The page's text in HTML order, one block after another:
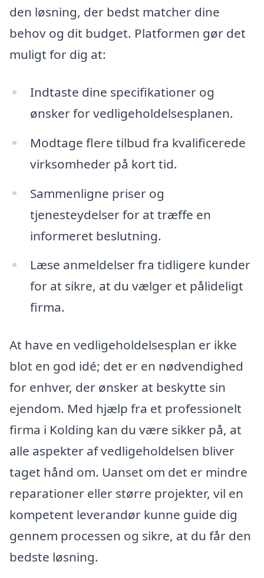
den løsning, der bedst matcher dine
behov og dit budget. Platformen gør det
muligt for dig at:
Indtaste dine specifikationer og
ønsker for vedligeholdelsesplanen.
Modtage flere tilbud fra kvalificerede
virksomheder på kort tid.
Sammenligne priser og
tjenesteydelser for at træffe en
informeret beslutning.
Læse anmeldelser fra tidligere kunder
for at sikre, at du vælger et pålideligt
firma.
At have en vedligeholdelsesplan er ikke
blot en god idé; det er en nødvendighed
for enhver, der ønsker at beskytte sin
ejendom. Med hjælp fra et professionelt
firma i Kolding kan du være sikker på, at
alle aspekter af vedligeholdelsen bliver
taget hånd om. Uanset om det er mindre
reparationer eller større projekter, vil en
kompetent leverandør kunne guide dig
gennem processen og sikre, at du får den
bedste løsning.